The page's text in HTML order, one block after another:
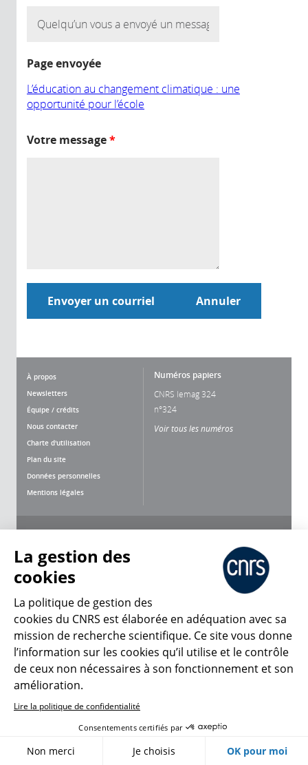
Page envoyée
L’éducation au changement climatique : une
opportunité pour l’école
Votre message*
À propos
Newsletters
Équipe / crédits
Nous contacter
Charte d'utilisation
Plan du site
Données personnelles
Mentions légales
Numéros papiers
CNRS lemag 324
n°324
Voir tous les numéros
CNRS Le Mag
© 2026, CNRS
Créer un compte Se connecter
Gestion des cookies
La gestion des
cookies
La politique de gestion des
cookies du CNRS est élaborée en adéquation avec sa
mission de recherche scientifique. Ce site vous donne
l’information sur les cookies qu’il utilise et le contrôle
de ceux non nécessaires à son fonctionnement et son
amélioration.
Lire la politique de confidentialité
Consentements certifiés par
Non merci Je choisis OK pour moi